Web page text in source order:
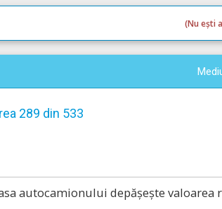
(Nu ești
289 din 533
autocamionului depăşeşte valoarea